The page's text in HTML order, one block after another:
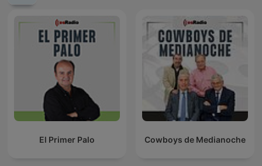
El Primer Palo Cowboys de Medianoche